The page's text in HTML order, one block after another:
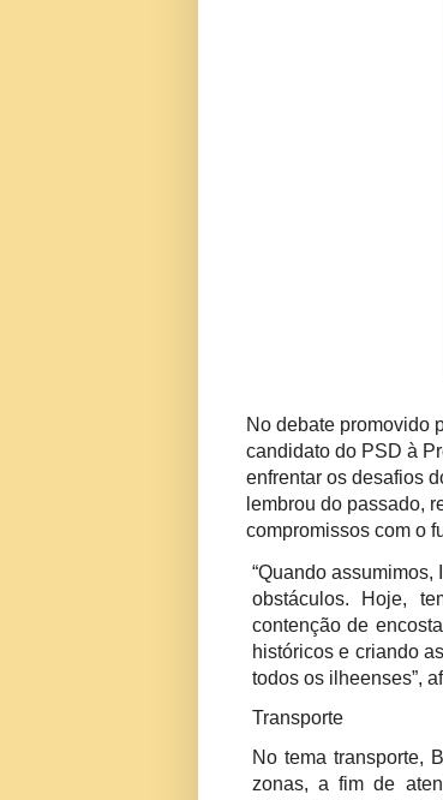
No debate promovido
candidato do PSD à
enfrentar os desafios
lembrou do passado,
compromissos com o
“Quando
obstáculos. Hoje,
contenção de
históricos e criando
todos os ilheenses”,
Transporte
No tema transporte,
zonas, a fim de